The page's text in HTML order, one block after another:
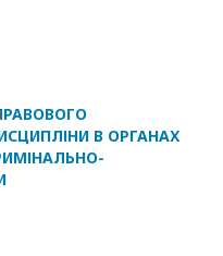
В ОРГАНАХ